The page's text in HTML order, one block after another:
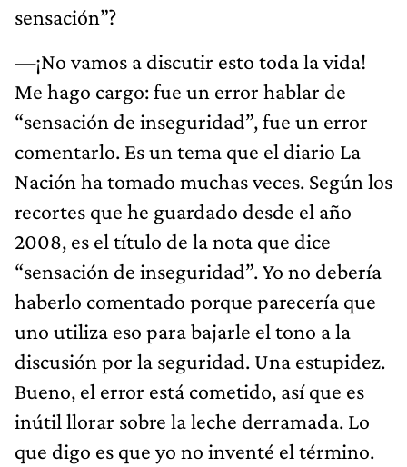
sensación”?
—¡No vamos a discutir esto toda la vida!
Me hago cargo: fue un error hablar de
“sensación de inseguridad”, fue un error
comentarlo. Es un tema que el diario La
Nación ha tomado muchas veces. Según los
recortes que he guardado desde el año
2008, es el título de la nota que dice
“sensación de inseguridad”. Yo no debería
haberlo comentado porque parecería que
uno utiliza eso para bajarle el tono a la
discusión por la seguridad. Una estupidez.
Bueno, el error está cometido, así que es
inútil llorar sobre la leche derramada. Lo
que digo es que yo no inventé el término.